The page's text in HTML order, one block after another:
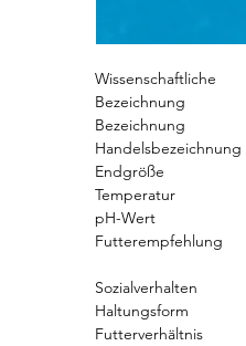
Wissenschaftliche
Bezeichnung
Bezeichnung
Handelsbezeichnung
Endgröße
Temperatur
pH-Wert
Futterempfehlung
Sozialverhalten
Haltungsform
Futterverhältnis